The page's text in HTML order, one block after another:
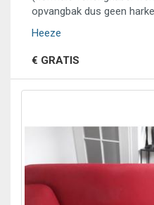
opvangbak dus geen
Heeze
€ GRATIS